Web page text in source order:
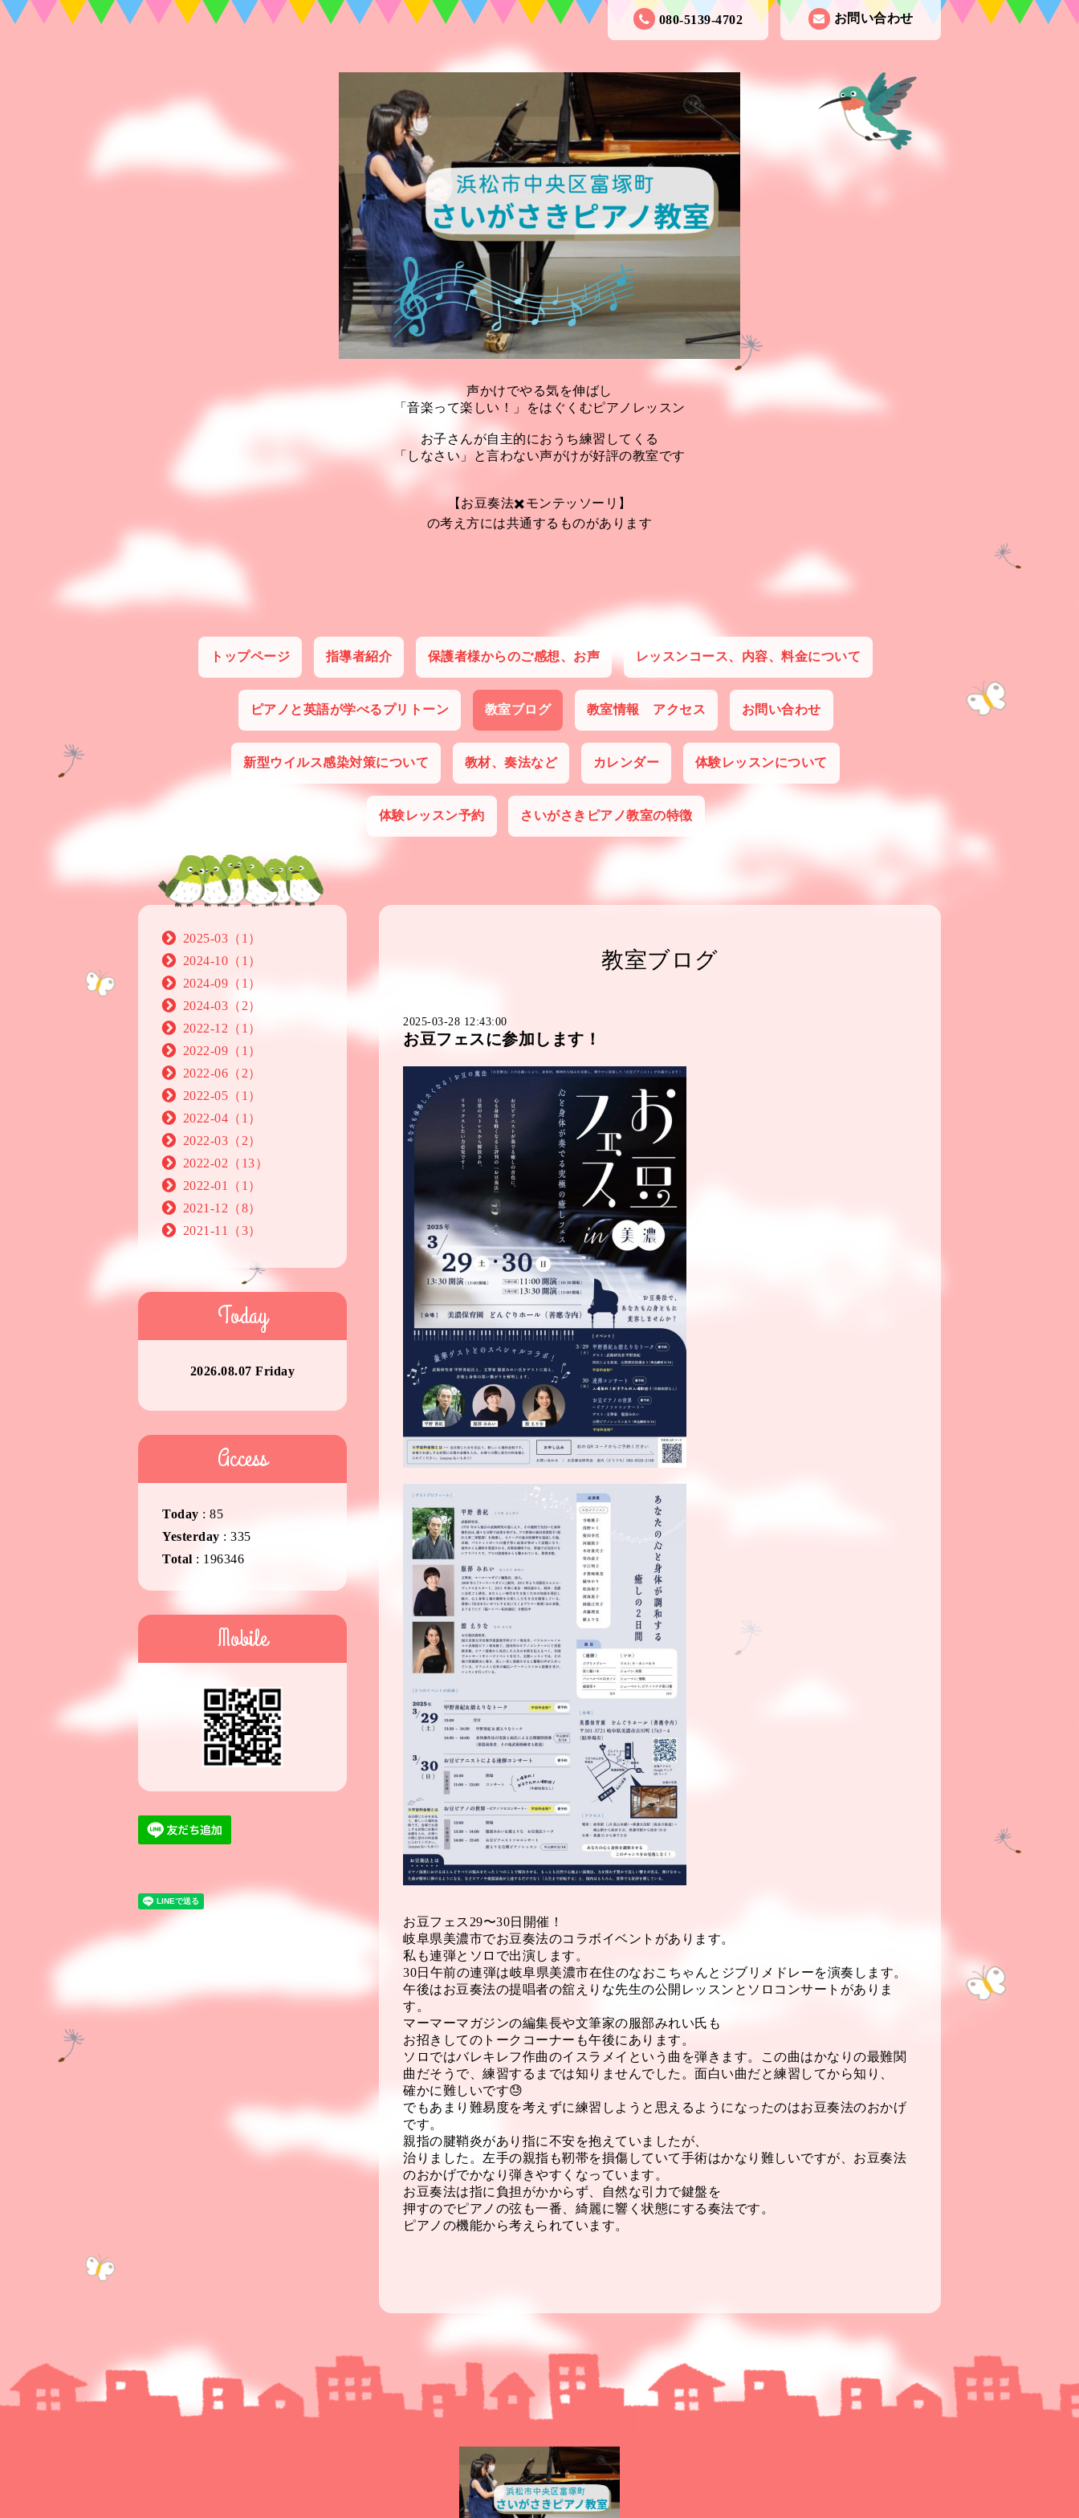
お問い合わせ
080-5139-4702
声かけでやる気を伸ばし
「音楽って楽しい！」をはぐくむピアノレッスン
お子さんが自主的におうち練習してくる
「しなさい」と言わない声がけが好評の教室です
【お豆奏法✖️モンテッソーリ】
の考え方には共通するものがあります
トップページ 指導者紹介 保護者様からのご感想、お声 レッスンコース、内容、料金について
ピアノと英語が学べるプリトーン 教室ブログ 教室情報 アクセス お問い合わせ
新型ウイルス感染対策について 教材、奏法など カレンダー 体験レッスンについて
体験レッスン予約 さいがさきピアノ教室の特徴
教室ブログ
2025-03-28 12:43:00
お豆フェスに参加します！
お豆フェス29〜30日開催！
岐阜県美濃市でお豆奏法のコラボイベントがあります。
私も連弾とソロで出演します。
30日午前の連弾は岐阜県美濃市在住のなおこちゃんとジブリメドレーを演奏します。
午後はお豆奏法の提唱者の舘えりな先生の公開レッスンとソロコンサートがありま
す。
マーマーマガジンの編集長や文筆家の服部みれい氏も
お招きしてのトークコーナーも午後にあります。
ソロではバレキレフ作曲のイスラメイという曲を弾きます。この曲はかなりの最難関
曲だそうで、練習するまでは知りませんでした。面白い曲だと練習してから知り、
確かに難しいです😓
でもあまり難易度を考えずに練習しようと思えるようになったのはお豆奏法のおかげ
です。
親指の腱鞘炎があり指に不安を抱えていましたが、
治りました。左手の親指も靭帯を損傷していて手術はかなり難しいですが、お豆奏法
のおかげでかなり弾きやすくなっています。
お豆奏法は指に負担がかからず、自然な引力で鍵盤を
押すのでピアノの弦も一番、綺麗に響く状態にする奏法です。
ピアノの機能から考えられています。
2025-03（1）
2024-10（1）
2024-09（1）
2024-03（2）
2022-12（1）
2022-09（1）
2022-06（2）
2022-05（1）
2022-04（1）
2022-03（2）
2022-02（13）
2022-01（1）
2021-12（8）
2021-11（3）
Today
2026.08.07 Friday
Access
Today : 85
Yesterday : 335
Total : 196346
Mobile